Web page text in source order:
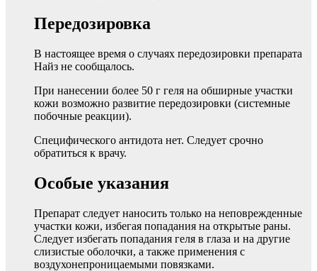
Передозировка
В настоящее время о случаях передозировки препарата
Найз не сообщалось.
При нанесении более 50 г геля на обширные участки
кожи возможно развитие передозировки (системные
побочные реакции).
Специфического антидота нет. Следует срочно
обратиться к врачу.
Особые указания
Препарат следует наносить только на неповрежденные
участки кожи, избегая попадания на открытые раны.
Следует избегать попадания геля в глаза и на другие
слизистые оболочки, а также применения с
воздухонепроницаемыми повязками.